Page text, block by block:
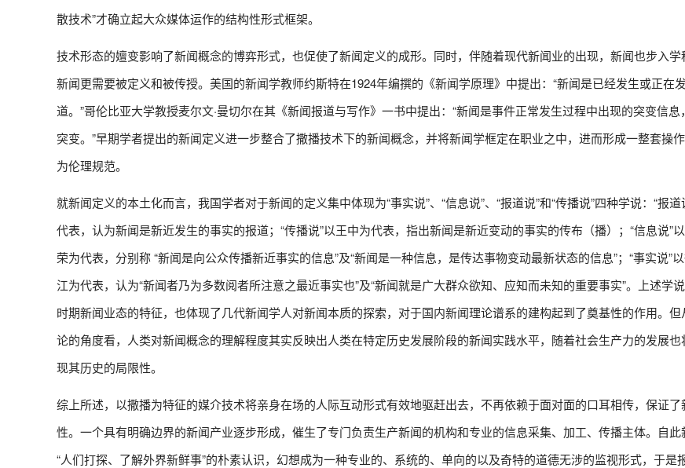
散技术”才确立起大众媒体运作的结构性形式框架。
技术形态的嬗变影响了新闻概念的博弈形式，也促使了新闻定义的成形。同时，伴随着现代新闻业的出现，新闻也步入学
新闻更需要被定义和被传授。美国的新闻学教师约斯特在1924年编撰的《新闻学原理》中提出：“新闻是已经发生或正在
道。”哥伦比亚大学教授麦尔文·曼切尔在其《新闻报道与写作》一书中提出：“新闻是事件正常发生过程中出现的突变信
突变。”早期学者提出的新闻定义进一步整合了撒播技术下的新闻概念，并将新闻学框定在职业之中，进而形成一整套操
为伦理规范。
就新闻定义的本土化而言，我国学者对于新闻的定义集中体现为“事实说”、“信息说”、“报道说”和“传播说”四种学说：“报道
代表，认为新闻是新近发生的事实的报道；“传播说”以王中为代表，指出新闻是新近变动的事实的传布（播）；‍“信息说”
荣为代表，分别称 “新闻是向公众传播新近事实的信息”及“新闻是一种信息，是传达事物变动最新状态的信息”；“事实说”
江为代表，认为“新闻者乃为多数阅者所注意之最近事实也”及“新闻就是广大群众欲知、应知而未知的重要事实”。上述学
时期新闻业态的特征，也体现了几代新闻学人对新闻本质的探索，对于国内新闻理论谱系的建构起到了奠基性的作用。
论的角度看，人类对新闻概念的理解程度其实反映出人类在特定历史发展阶段的新闻实践水平，随着社会生产力的发展也
现其历史的局限性。
综上所述，以撒播为特征的媒介技术将亲身在场的人际互动形式有效地驱赶出去，不再依赖于面对面的口耳相传，保证
性。一个具有明确边界的新闻产业逐步形成，催生了专门负责生产新闻的机构和专业的信息采集、加工、传播主体。自此
“人们打探、了解外界新鲜事”的朴素认识，幻想成为一种专业的、系统的、单向的以及奇特的道德无涉的监视形式，于是